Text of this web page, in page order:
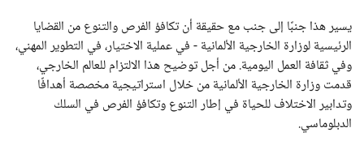
يسير هذا جنبًا إلى جنب مع حقيقة أن تكافؤ الفرص والتنوع من القضايا
الرئيسية لوزارة الخارجية الألمانية - في عملية الاختيار، في التطوير المهني،
وفي ثقافة العمل اليومية. من أجل توضيح هذا الالتزام للعالم الخارجي،
قدمت وزارة الخارجية الألمانية من خلال استراتيجية مخصصة أهدافًا
وتدابير الاختلاف للحياة في إطار التنوع وتكافؤ الفرص في السلك
الدبلوماسي.